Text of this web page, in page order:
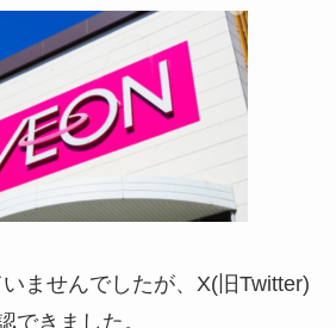
ませんでしたが、X(旧Twitter)
できました。